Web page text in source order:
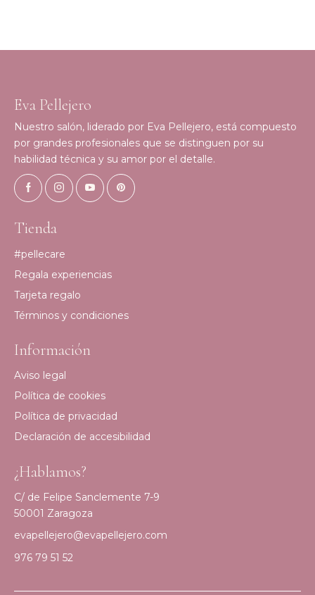
Eva Pellejero
Nuestro salón, liderado por Eva Pellejero, está compuesto
por grandes profesionales que se distinguen por su
habilidad técnica y su amor por el detalle.
Tienda
#pellecare
Regala experiencias
Tarjeta regalo
Términos y condiciones
Información
Aviso legal
Política de cookies
Política de privacidad
Declaración de accesibilidad
¿Hablamos?
C/ de Felipe Sanclemente 7-9
50001 Zaragoza
evapellejero@evapellejero.com
976 79 51 52